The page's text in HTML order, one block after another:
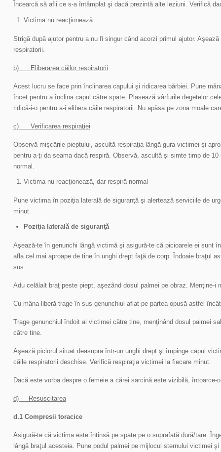
Încearcă să afli ce s-a întâmplat şi dacă prezintă alte leziuni. Verifică
Victima nu reacţionează:
Strigă după ajutor pentru a nu fi singur când acorzi primul ajutor.
respiratorii.
b) Eliberarea căilor respiratorii
Acest lucru se face prin înclinarea capului şi ridicarea bărbiei. Pune
încet pentru a înclina capul către spate. Plasează vârfurile degetelor
ridică-i-o pentru a-i elibera căile respiratorii. Nu apăsa pe zona moale
c) Verificarea respiraţiei
Observă mişcările pieptului, ascultă respiraţia lângă gura victimei şi
pentru a-ţi da seama dacă respiră. Observă, ascultă şi simte timp de
normal.
Victima nu reacţionează, dar respiră normal
Pune victima în poziţia laterală de siguranţă şi alertează serviciile de
minut.
Poziţia laterală de siguranţă
Aşează-te în genunchi lângă victimă şi asigură-te că picioarele ei sunt
afla cel mai aproape de tine în unghi drept faţă de corp. Îndoaie braţul
sus.
Adu celălalt braţ peste piept, aşezând dosul palmei pe obraz. Menţine-i
Cu mâna liberă trage în sus genunchiul aflat pe partea opusă astfel
Trage genunchiul îndoit al victimei către tine, menţinând dosul palmei
către tine.
Aşează piciorul situat deasupra într-un unghi drept şi împinge capul
căile respiratorii deschise. Verifică respiraţia victimei la fiecare minut.
Dacă este vorba despre o femeie a cărei sarcină este vizibilă, întoarce-
d) Resuscitarea
d.1 Compresii toracice
Asigură-te că victima este întinsă pe spate pe o suprafată dură/tare.
lângă braţul acesteia. Pune podul palmei pe mijlocul sternului victimei